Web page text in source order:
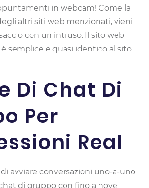
in webcam! Come la
altri siti web menzionati, vieni
con un intruso. Il sito web
è semplice e quasi identico al sito
Di Chat Di
Per
Real
avviare conversazioni uno-a-uno
di gruppo con fino a nove